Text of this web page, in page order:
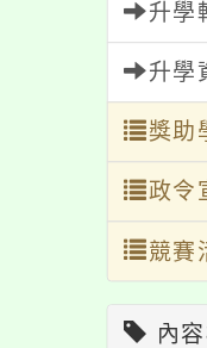
升學
升學
獎助
政令
競賽
內